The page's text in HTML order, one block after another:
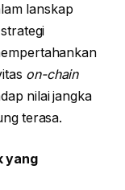
lanskap
on-chain
nilai jangka
terasa.
yang